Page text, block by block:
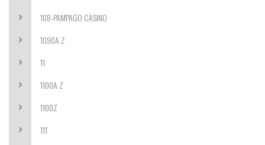
108-PAMPAGO CASINO
1090A Z
11
1100A Z
1100Z
111